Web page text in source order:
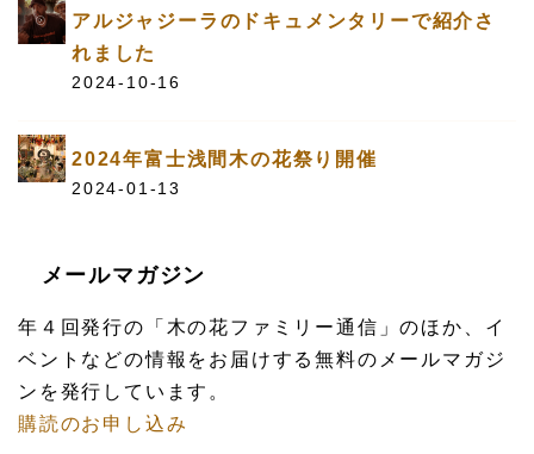
アルジャジーラのドキュメンタリーで紹介さ
れました
2024-10-16
2024年富士浅間木の花祭り開催
2024-01-13
メールマガジン
年４回発行の「木の花ファミリー通信」のほか、イ
ベントなどの情報をお届けする無料のメールマガジ
ンを発行しています。
購読のお申し込み